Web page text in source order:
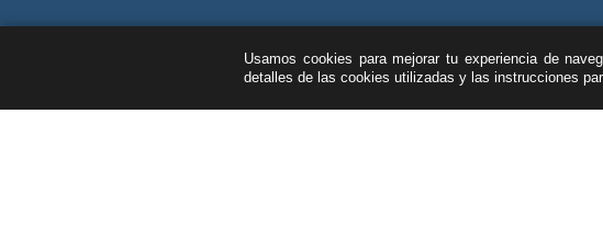
Usamos cookies para mejorar tu experiencia de
detalles de las cookies utilizadas y las instrucciones